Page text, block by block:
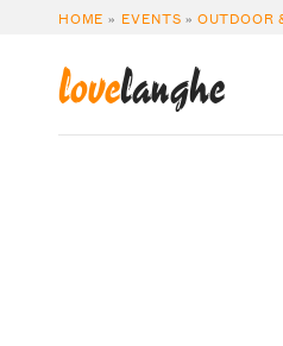
HOME » EVENTS »OUTDOOR
lovelanghe